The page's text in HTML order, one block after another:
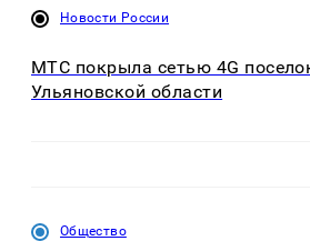
Новости России
МТС покрыла сетью 4G
Ульяновской области
Общество